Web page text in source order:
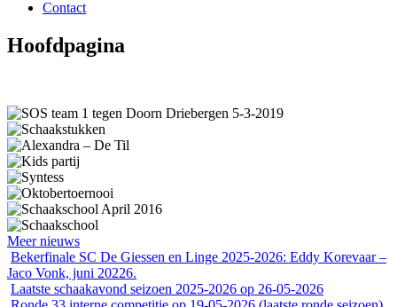
Contact
Hoofdpagina
Meer nieuws
Bekerfinale SC De Giessen en Linge 2025-2026: Eddy Korevaar –
Jaco Vonk, juni 20226.
Laatste schaakavond seizoen 2025-2026 op 26-05-2026